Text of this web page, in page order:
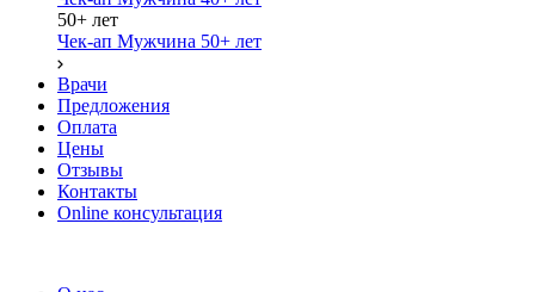
50+ лет
Чек-ап Мужчина 50+ лет
Врачи
Предложения
Оплата
Цены
Отзывы
Контакты
Online консультация